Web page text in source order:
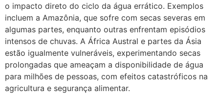
o impacto direto do ciclo da água errático. Exemplos
incluem a Amazônia, que sofre com secas severas em
algumas partes, enquanto outras enfrentam episódios
intensos de chuvas. A África Austral e partes da Ásia
estão igualmente vulneráveis, experimentando secas
prolongadas que ameaçam a disponibilidade de água
para milhões de pessoas, com efeitos catastróficos na
agricultura e segurança alimentar.